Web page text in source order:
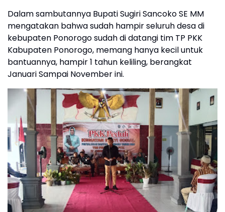
Dalam sambutannya Bupati Sugiri Sancoko SE MM
mengatakan bahwa sudah hampir seluruh desa di
kebupaten Ponorogo sudah di datangi tim TP PKK
Kabupaten Ponorogo, memang hanya kecil untuk
bantuannya, hampir 1 tahun keliling, berangkat
Januari Sampai November ini.